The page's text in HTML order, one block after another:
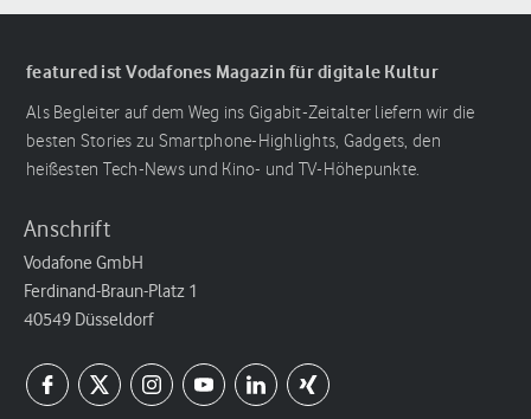
featured ist Vodafones Magazin für digitale Kultur
Als Begleiter auf dem Weg ins Gigabit-Zeitalter liefern wir die
besten Stories zu Smartphone-Highlights, Gadgets, den
heißesten Tech-News und Kino- und TV-Höhepunkte.
Anschrift
Vodafone GmbH
Ferdinand-Braun-Platz 1
40549 Düsseldorf